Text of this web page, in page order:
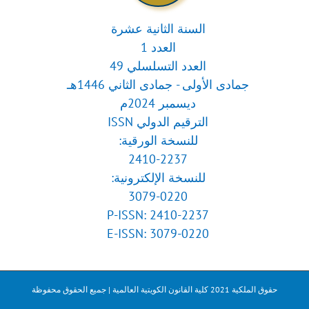
السنة الثانية عشرة
العدد 1
العدد التسلسلي 49
جمادى الأولى - جمادى الثاني 1446هـ
ديسمبر 2024م
الترقيم الدولي ISSN
للنسخة الورقية:
2410-2237
للنسخة الإلكترونية:
3079-0220
P-ISSN: 2410-2237
E-ISSN: 3079-0220
حقوق الملكية 2021 كلية القانون الكويتية العالمية | جميع الحقوق محفوظة